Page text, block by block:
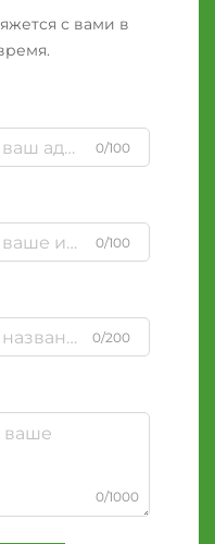
с вами в
0/100
0/100
0/200
0/1000